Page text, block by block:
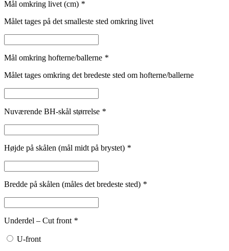
Mål omkring livet (cm) *
Målet tages på det smalleste sted omkring livet
Mål omkring hofterne/ballerne *
Målet tages omkring det bredeste sted om hofterne/ballerne
Nuværende BH-skål størrelse *
Højde på skålen (mål midt på brystet) *
Bredde på skålen (måles det bredeste sted) *
Underdel – Cut front *
U-front